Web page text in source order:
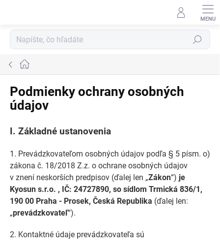
Hľadať
Domov
Podmienky ochrany osobných
údajov
I. Základné ustanovenia
1. Prevádzkovateľom osobných údajov podľa § 5 písm. o)
zákona č. 18/2018 Z.z. o ochrane osobných údajov
v znení neskorších predpisov (ďalej len „Zákon“) je
Kyosun s.r.o. , IČ: 24727890, so sídlom Trmická 836/1,
190 00 Praha - Prosek, Česká Republika (ďalej len:
„prevádzkovateľ“).
2. Kontaktné údaje prevádzkovateľa sú